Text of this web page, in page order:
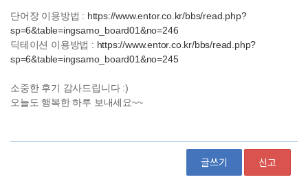
글쓰기 신고